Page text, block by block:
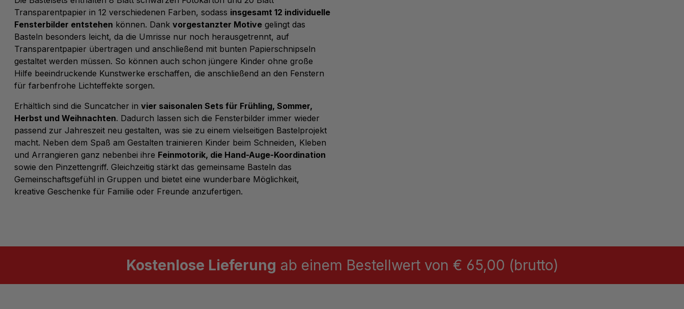
Transparentpapier in 12 verschiedenen Farben, sodass insgesamt 12 individuelle
Fensterbilder entstehen können. Dank vorgestanzter Motive gelingt das
Basteln besonders leicht, da die Umrisse nur noch herausgetrennt, auf
Transparentpapier übertragen und anschließend mit bunten Papierschnipseln
gestaltet werden müssen. So können auch schon jüngere Kinder ohne große
Hilfe beeindruckende Kunstwerke erschaffen, die anschließend an den Fenstern
für farbenfrohe Lichteffekte sorgen.
Erhältlich sind die Suncatcher in vier saisonalen Sets für Frühling, Sommer,
Herbst und Weihnachten. Dadurch lassen sich die Fensterbilder immer wieder
passend zur Jahreszeit neu gestalten, was sie zu einem vielseitigen Bastelprojekt
macht. Neben dem Spaß am Gestalten trainieren Kinder beim Schneiden, Kleben
und Arrangieren ganz nebenbei ihre Feinmotorik, die Hand-Auge-Koordination
sowie den Pinzettengriff. Gleichzeitig stärkt das gemeinsame Basteln das
Gemeinschaftsgefühl in Gruppen und bietet eine wunderbare Möglichkeit,
kreative Geschenke für Familie oder Freunde anzufertigen.
Kostenlose Lieferung ab einem Bestellwert von € 65,00 (brutto)